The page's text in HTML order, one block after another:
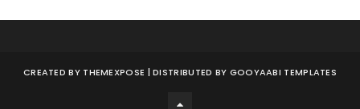
CREATED BY THEMEXPOSE | DISTRIBUTED BY GOOYAABI TEMPLATES